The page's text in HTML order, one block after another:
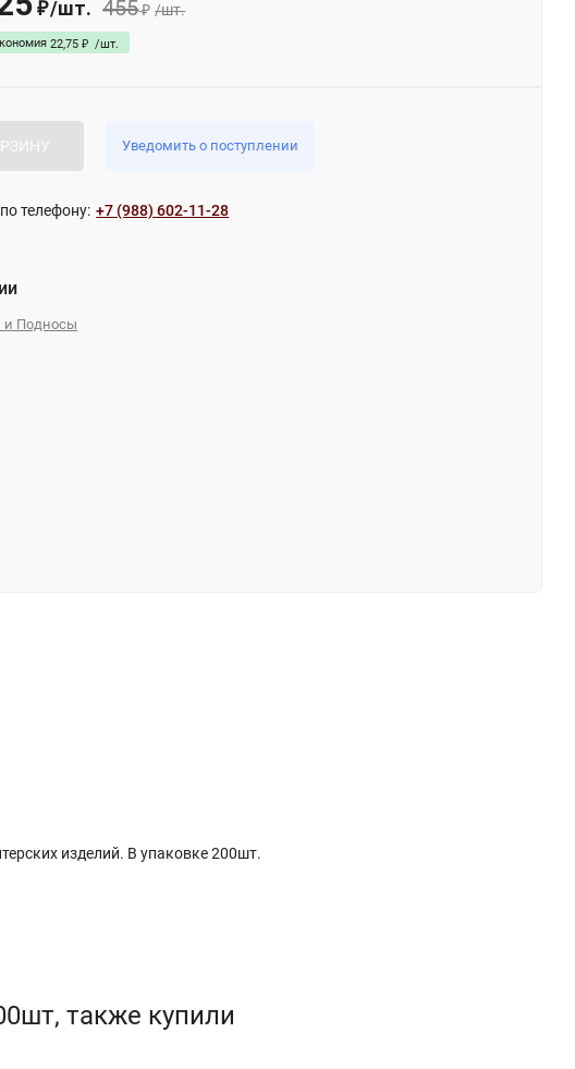
₽/шт. 455₽ /шт.
22,75 ₽ /шт.
Уведомить о поступлении
телефону: +7 (988) 602-11-28
и Подносы
изделий. В упаковке 200шт.
также купили